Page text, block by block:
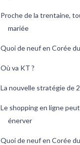
Proche de la trentaine,
mariée
Quoi de neuf en Corée du
Où va KT ?
La nouvelle stratégie de
Le shopping en ligne
énerver
Quoi de neuf en Corée du